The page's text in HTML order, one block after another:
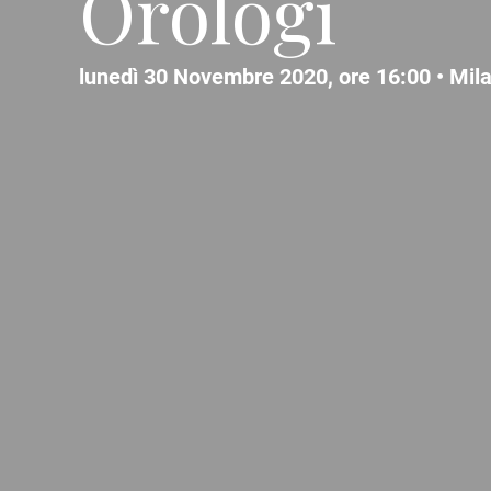
lunedì 30 Novembre 2020, ore 16:00 •